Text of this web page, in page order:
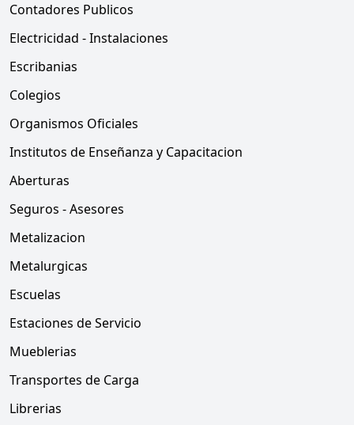
Contadores Publicos
Electricidad - Instalaciones
Escribanias
Colegios
Organismos Oficiales
Institutos de Enseñanza y Capacitacion
Aberturas
Seguros - Asesores
Metalizacion
Metalurgicas
Escuelas
Estaciones de Servicio
Mueblerias
Transportes de Carga
Librerias